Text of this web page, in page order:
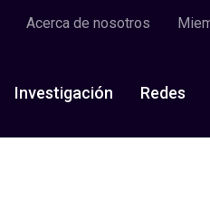
Acerca de nosotros
Investigación Redes